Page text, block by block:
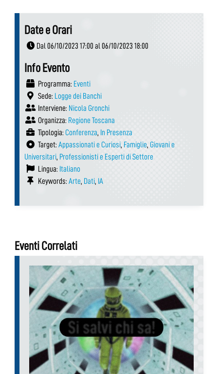
Date e Orari
Dal 06/10/2023 17:00 al 06/10/2023 18:00
Info Evento
Programma: Eventi
Sede: Logge dei Banchi
Interviene: Nicola Gronchi
Organizza: Regione Toscana
Tipologia: Conferenza, In Presenza
Target: Appassionati e Curiosi, Famiglie, Giovani e
Universitari, Professionisti e Esperti di Settore
Lingua: Italiano
Keywords: Arte, Dati, IA
Eventi Correlati